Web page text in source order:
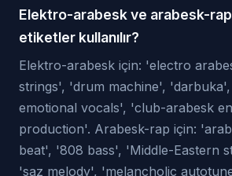
Elektro-arabesk ve arabesk-
etiketler kullanılır?
Elektro-arabesk için: 'electro
strings', 'drum machine',
emotional vocals', 'club-arabesk
production'. Arabesk-rap için:
beat', '808 bass', 'Middle-Eastern
'saz melody', 'melancholic